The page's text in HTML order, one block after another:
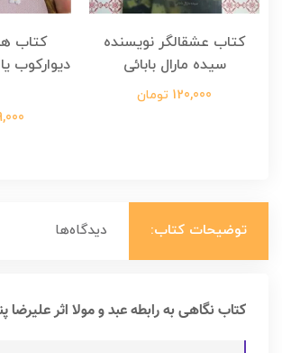
کتاب عشقالگر نویسنده
سیده مارال بابائی
120,000 تومان
کتاب
دیوارکوب
توضیحات کتاب: دیدگاه‌ها
کتاب نگاهی به رابطه عبد و مولا اثر علیرضا